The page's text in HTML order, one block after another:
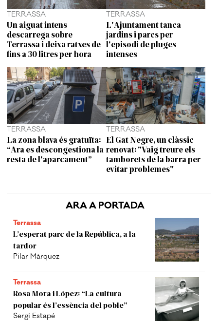
ARA A PORTADA
Terrassa
L’esperat parc de la República, a la
tardor
Pilar Màrquez
Terrassa
Rosa Mora i López: “La cultura
popular és l’essència del poble”
Sergi Estapé
TERRASSA
Un aiguat intens
descarrega sobre
Terrassa i deixa ratxes de
fins a 30 litres per hora
TERRASSA
L'Ajuntament tanca
jardins i parcs per
l'episodi de pluges
intenses
TERRASSA
La zona blava és gratuïta:
“Ara es descongestiona la
resta de l'aparcament”
TERRASSA
El Gat Negre, un clàssic
renovat: "Vaig treure els
tamborets de la barra per
evitar problemes"